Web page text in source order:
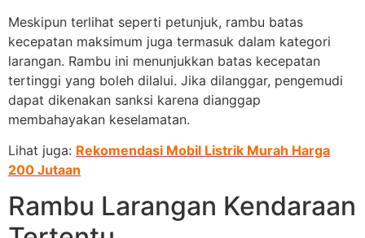
Meskipun terlihat seperti petunjuk, rambu batas
kecepatan maksimum juga termasuk dalam kategori
larangan. Rambu ini menunjukkan batas kecepatan
tertinggi yang boleh dilalui. Jika dilanggar, pengemudi
dapat dikenakan sanksi karena dianggap
membahayakan keselamatan.
Lihat juga: Rekomendasi Mobil Listrik Murah Harga
200 Jutaan
Rambu Larangan Kendaraan